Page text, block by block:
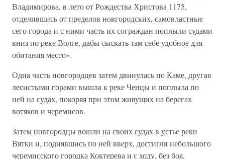
Владимирова, в лето от Рождества Христова 1175,
отделившись от пределов новгородских, самовластные
сего города и с ними часть их сограждан поплыли судами
вниз по реке Волге, дабы сыскать там себе удобное для
обитания место».
Одна часть новгородцев затем двинулась по Каме, другая
лесистыми горами вышла к реке Ченцы и поплыла по
ней на судах, покоряя при этом живущих на берегах
вотяков и черемисов.
Затем новгородцы вошли на своих судах в устье реки
Вятки и, поднявшись по ней вверх, достигли небольшого
черемисского городка Коктерева и с ходу, без боя,